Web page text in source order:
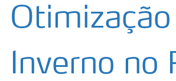
Inverno no